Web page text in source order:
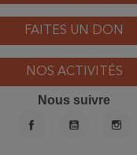
FAITES UN DON
NOS ACTIVITÉS
Nous suivre